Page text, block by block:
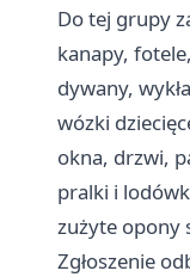
Do tej grupy
kanapy,
dywany,
wózki
okna, drzwi,
pralki i
zużyte opony
Zgłoszenie